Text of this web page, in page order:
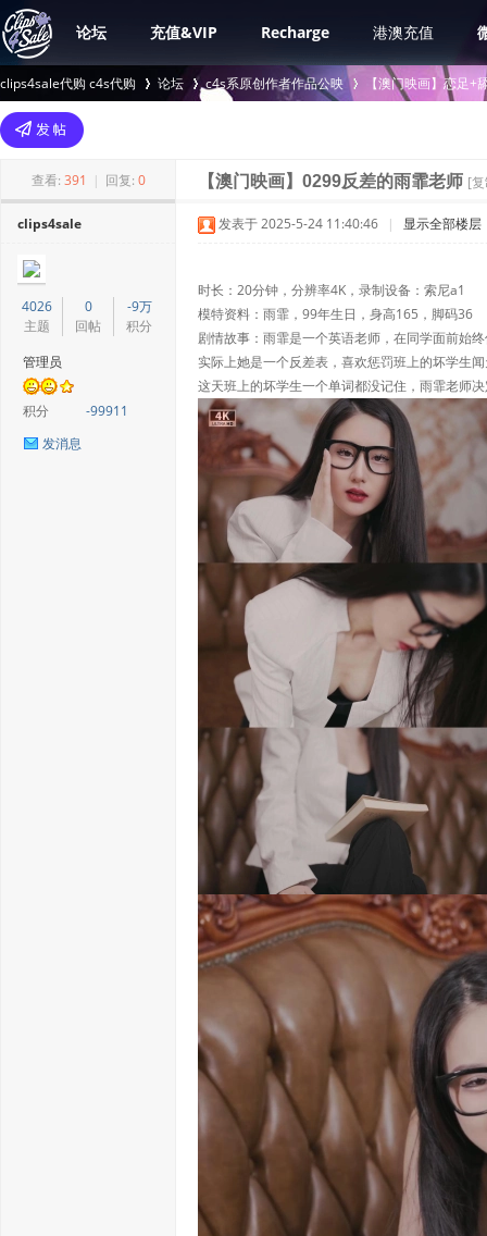
论坛 充值&VIP Recharge 港澳充值
clips4sale代购 c4s代购
>
论坛 c4s系原创作者作品公映
›
【澳门映画】恋足+
查看: 391 | 回复: 0 【澳门映画】0299反差的雨霏老师 [
clips4sale
4026
主题
0
回帖
-9万
积分
管理员
积分
-99911
发消息
发表于 2025-5-24 11:40:46 | 显示全部楼层
时长：20分钟，分辨率4K，录制设备：索尼a1
模特资料：雨霏，99年生日，身高165，脚码36
剧情故事：雨霏是一个英语老师，在同学面前始
实际上她是一个反差表，喜欢惩罚班上的坏学生
这天班上的坏学生一个单词都没记住，雨霏老师